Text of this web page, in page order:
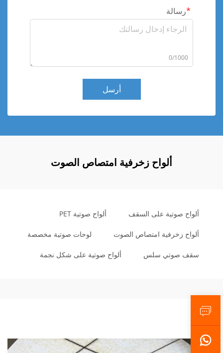
رسالة
0/1000
أرسل
ألواح زخرفية امتصاص الصوت
ألواح صوتية على السقف ألواح صوتية PET
ألواح زخرفية امتصاص الصوت لوحات صوتية مخصصة
سقف صوتي سلس ألواح صوتية على شكل نجمة